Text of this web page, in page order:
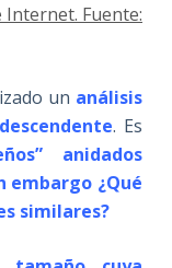
Internet. Fuente:
un análisis
descendente. Es
anidados
embargo ¿Qué
similares?